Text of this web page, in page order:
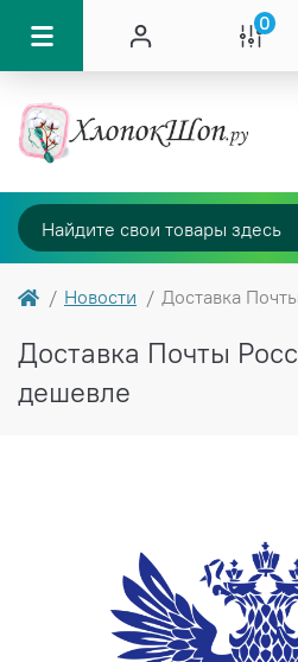
0
Новости Доставка
Доставка Почты
дешевле